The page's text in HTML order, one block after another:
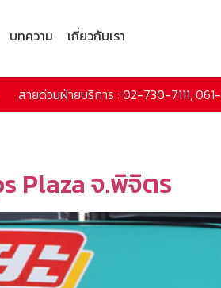
บทความ เกี่ยวกับเรา
สายด่วนฝ่ายบริการ : 02-730-7111,
Plaza จ.พิจิตร